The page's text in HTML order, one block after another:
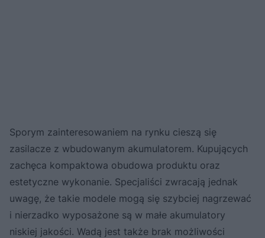
Sporym zainteresowaniem na rynku cieszą się
zasilacze z wbudowanym akumulatorem. Kupujących
zachęca kompaktowa obudowa produktu oraz
estetyczne wykonanie. Specjaliści zwracają jednak
uwagę, że takie modele mogą się szybciej nagrzewać
i nierzadko wyposażone są w małe akumulatory
niskiej jakości. Wadą jest także brak możliwości